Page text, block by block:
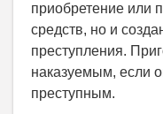
приобретение или
средств, но и
преступления.
наказуемым, если
преступным.